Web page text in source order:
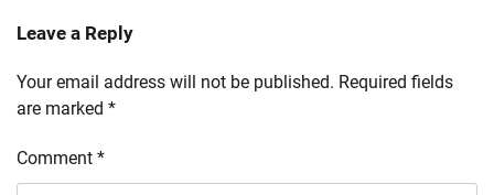
Leave a Reply
Your email address will not be published. Required fields
are marked *
Comment *